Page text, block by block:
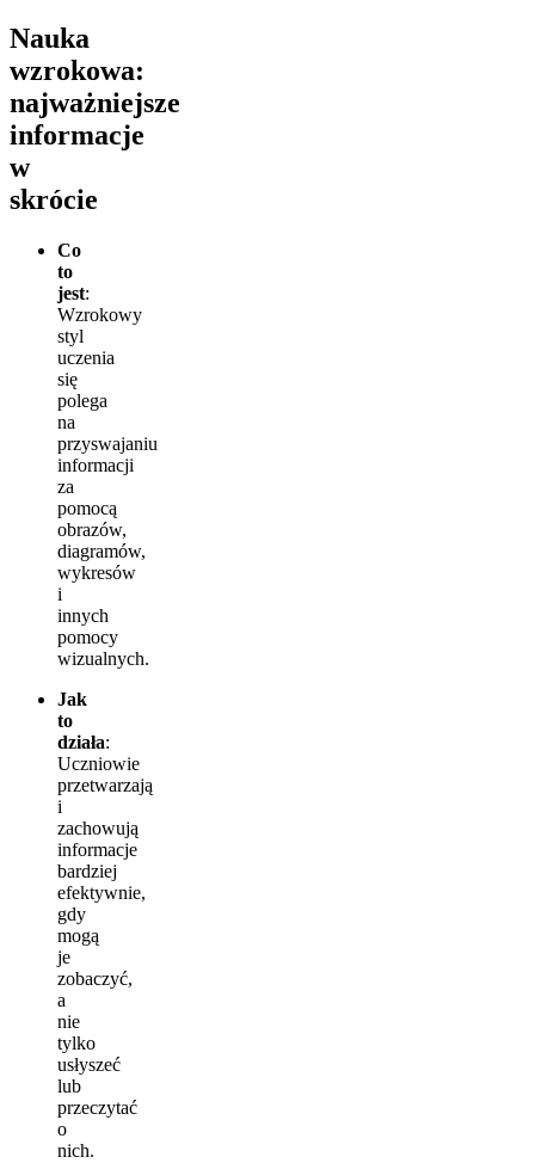
Nauka
wzrokowa:
najważniejsze
informacje
w
skrócie
Co
to
jest:
Wzrokowy
styl
uczenia
się
polega
na
przyswajaniu
informacji
za
pomocą
obrazów,
diagramów,
wykresów
i
innych
pomocy
wizualnych.
Jak
to
działa:
Uczniowie
przetwarzają
i
zachowują
informacje
bardziej
efektywnie,
gdy
mogą
je
zobaczyć,
a
nie
tylko
usłyszeć
lub
przeczytać
o
nich.